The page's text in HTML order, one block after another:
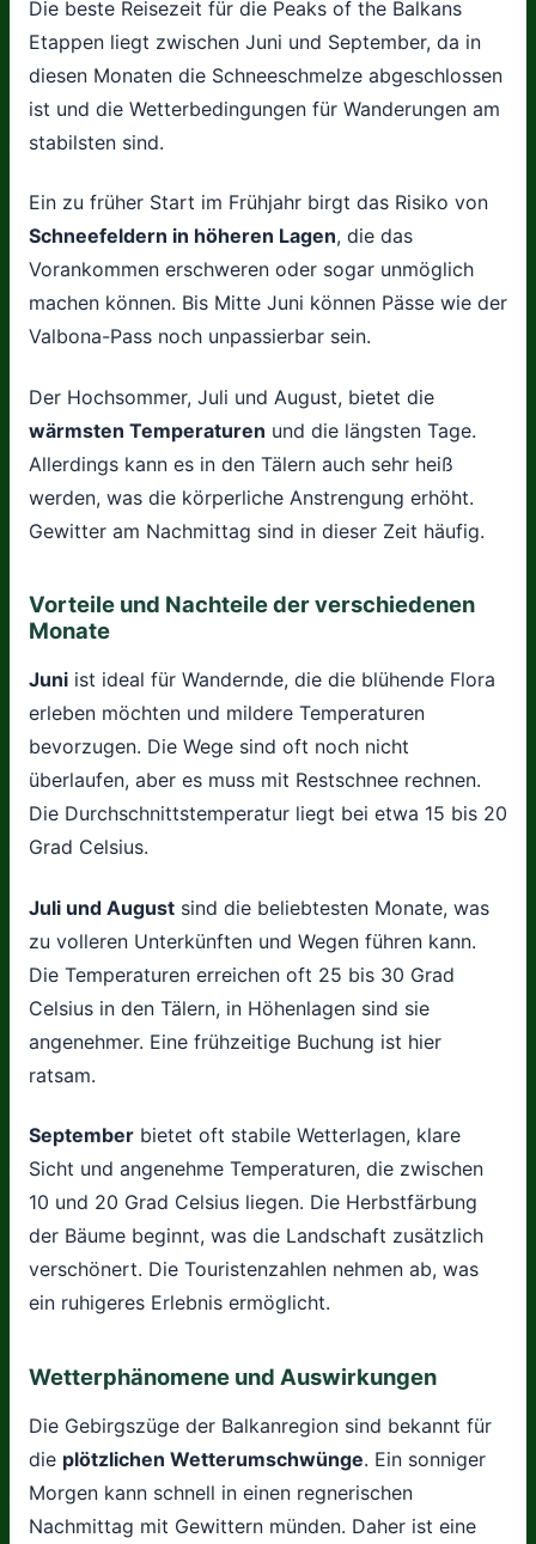
Die beste Reisezeit für die Peaks of the Balkans
Etappen liegt zwischen Juni und September, da in
diesen Monaten die Schneeschmelze abgeschlossen
ist und die Wetterbedingungen für Wanderungen am
stabilsten sind.
Ein zu früher Start im Frühjahr birgt das Risiko von
Schneefeldern in höheren Lagen, die das
Vorankommen erschweren oder sogar unmöglich
machen können. Bis Mitte Juni können Pässe wie der
Valbona-Pass noch unpassierbar sein.
Der Hochsommer, Juli und August, bietet die
wärmsten Temperaturen und die längsten Tage.
Allerdings kann es in den Tälern auch sehr heiß
werden, was die körperliche Anstrengung erhöht.
Gewitter am Nachmittag sind in dieser Zeit häufig.
Vorteile und Nachteile der verschiedenen
Monate
Juni ist ideal für Wandernde, die die blühende Flora
erleben möchten und mildere Temperaturen
bevorzugen. Die Wege sind oft noch nicht
überlaufen, aber es muss mit Restschnee rechnen.
Die Durchschnittstemperatur liegt bei etwa 15 bis 20
Grad Celsius.
Juli und August sind die beliebtesten Monate, was
zu volleren Unterkünften und Wegen führen kann.
Die Temperaturen erreichen oft 25 bis 30 Grad
Celsius in den Tälern, in Höhenlagen sind sie
angenehmer. Eine frühzeitige Buchung ist hier
ratsam.
September bietet oft stabile Wetterlagen, klare
Sicht und angenehme Temperaturen, die zwischen
10 und 20 Grad Celsius liegen. Die Herbstfärbung
der Bäume beginnt, was die Landschaft zusätzlich
verschönert. Die Touristenzahlen nehmen ab, was
ein ruhigeres Erlebnis ermöglicht.
Wetterphänomene und Auswirkungen
Die Gebirgszüge der Balkanregion sind bekannt für
die plötzlichen Wetterumschwünge. Ein sonniger
Morgen kann schnell in einen regnerischen
Nachmittag mit Gewittern münden. Daher ist eine